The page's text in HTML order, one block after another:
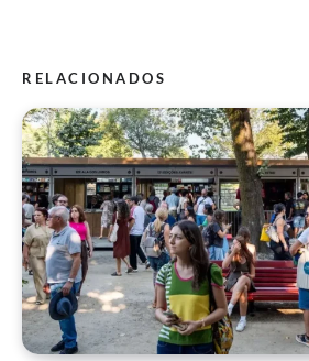
RELACIONADOS